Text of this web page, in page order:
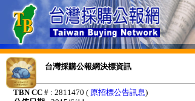
台灣採購公報網決標資訊
TBN CC # : 2811470 ( 原招標公告訊息)